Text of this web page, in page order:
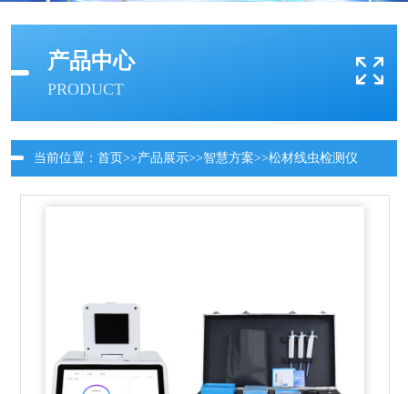
产品中心
PRODUCT
当前位置： 首页>>产品展示>>智慧方案>>松材线虫检测仪